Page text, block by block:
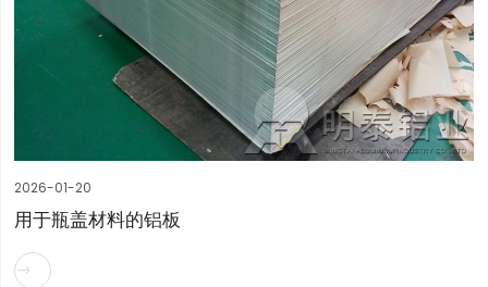
2026-01-20
用于瓶盖材料的铝板
